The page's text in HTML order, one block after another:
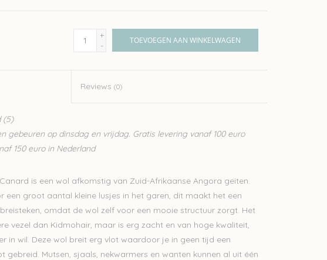
+
-
TOEVOEGEN AAN WINKELWAGEN
Reviews(0)
(5)
gebeuren op dinsdag en vrijdag. Gratis levering vanaf 100 euro
150 euro in Nederland
is een wol afkomstig van Zuid-Afrikaanse Angora geiten.
een groot aantal kleine lusjes in het garen, dit maakt het een
omdat de wol zelf voor een mooie structuur zorgt. Het
vezel dan Kidmohair, maar is erg zacht en van hoge kwaliteit,
in wil. Deze wol breit erg vlot waardoor je in geen tijd een
gebreid. Mutsen, sjaals, nekwarmers en wanten kunnen al uit één